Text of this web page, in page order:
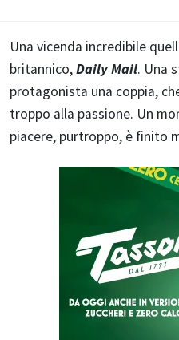
Una vicenda incredibile
britannico,Daily Mail. Una
protagonista una coppia,
troppo alla passione. Un
piacere, purtroppo, è finito